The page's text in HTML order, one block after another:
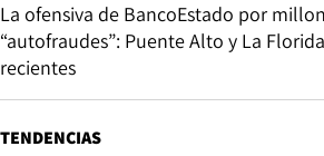
La ofensiva de BancoEstado por
“autofraudes”: Puente Alto y La
recientes
TENDENCIAS